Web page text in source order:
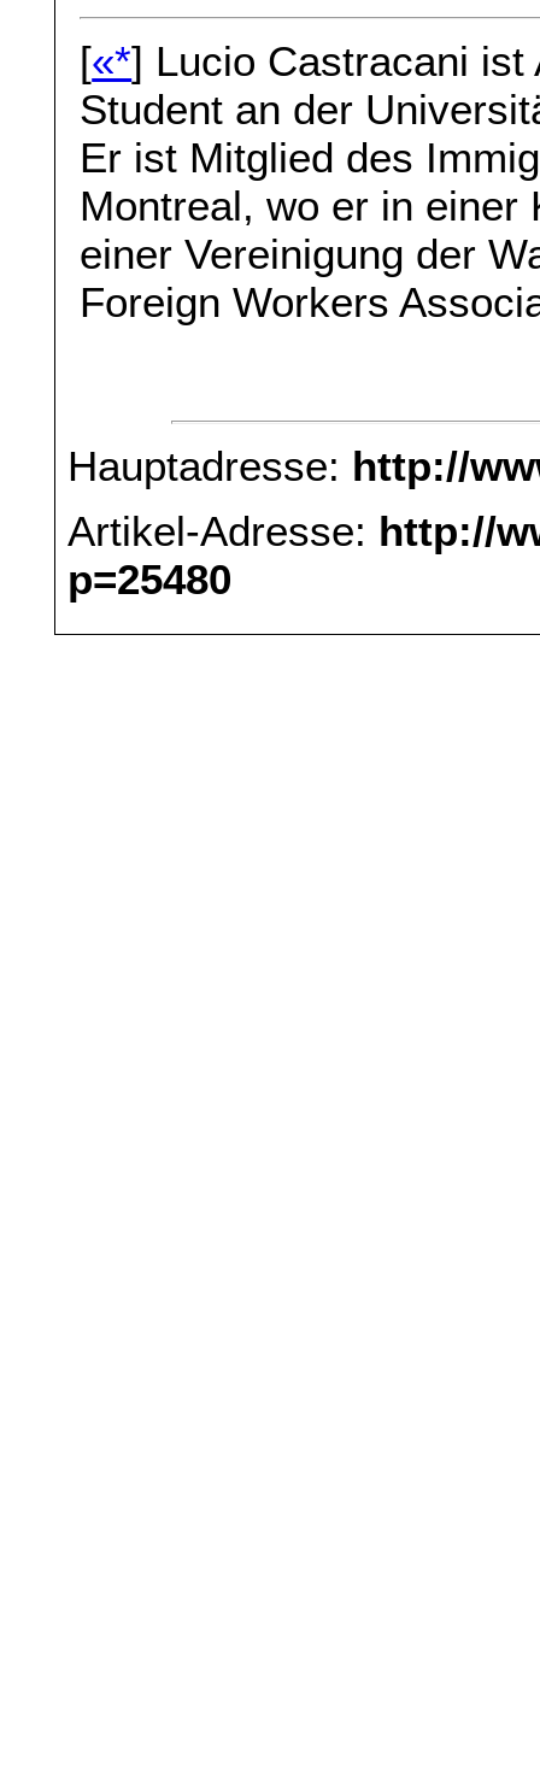
[«*] Lucio Castracani ist
Student an der
Er ist Mitglied des
Montreal, wo er in einer
einer Vereinigung der
Foreign Workers
Hauptadresse: http://
Artikel-Adresse: http://
p=25480